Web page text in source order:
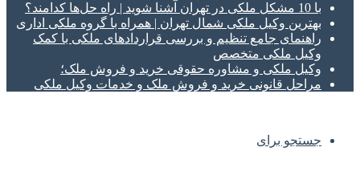
با 10 مشکل ملکی در تهران آشنا شوید | راه حل‌ها کدامند؟
بهترین وکیل ملکی شمال تهران | همراه با گروه ملکی اداری
راهنمای جامع تنظیم و بررسی قراردادهای ملکی با کمک
وکیل ملکی متخصص
وکیل ملکی و مشاوره حقوقی خرید و فروش ملک؛
مراحل قانونی خرید و فروش ملک و خدمات وکیل ملکی
جستجو برای